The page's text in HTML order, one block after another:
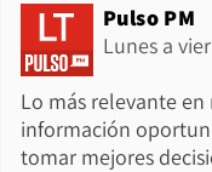
Pulso PM
Lunes a
Lo más relevante en
información
tomar mejores